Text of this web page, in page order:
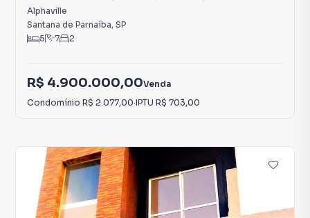
Alphaville
Santana de Parnaíba, SP
5
7 2
R$ 4.900.000,00Venda
Condomínio R$ 2.077,00·IPTU R$ 703,00